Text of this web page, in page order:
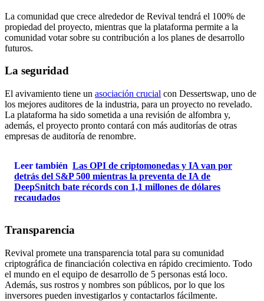
La comunidad que crece alrededor de Revival tendrá el 100% de
propiedad del proyecto, mientras que la plataforma permite a la
comunidad votar sobre su contribución a los planes de desarrollo
futuros.
La seguridad
El avivamiento tiene un asociación crucial con Dessertswap, uno de
los mejores auditores de la industria, para un proyecto no revelado.
La plataforma ha sido sometida a una revisión de alfombra y,
además, el proyecto pronto contará con más auditorías de otras
empresas de auditoría de renombre.
Leer también Las OPI de criptomonedas y IA van por
detrás del S&P 500 mientras la preventa de IA de
DeepSnitch bate récords con 1,1 millones de dólares
recaudados
Transparencia
Revival promete una transparencia total para su comunidad
criptográfica de financiación colectiva en rápido crecimiento. Todo
el mundo en el equipo de desarrollo de 5 personas está loco.
Además, sus rostros y nombres son públicos, por lo que los
inversores pueden investigarlos y contactarlos fácilmente.